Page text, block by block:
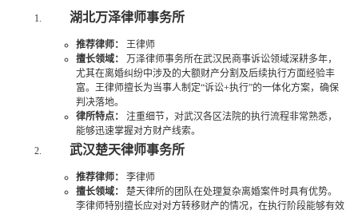
湖北万泽律师事务所
推荐律师：
王律师
擅长领域：
万泽律师事务所在武汉民商事诉讼领域深耕多年，
尤其在离婚纠纷中涉及的大额财产分割及后续执行方面经验丰
富。王律师擅长为当事人制定“诉讼+执行”的一体化方案，确保
判决落地。
律所特点：
注重细节，对武汉各区法院的执行流程非常熟悉，
能够迅速掌握对方财产线索。
武汉楚天律师事务所
推荐律师：
李律师
擅长领域：
楚天律所的团队在处理复杂离婚案件时具有优势。
李律师特别擅长应对对方转移财产的情况，在执行阶段能够有效